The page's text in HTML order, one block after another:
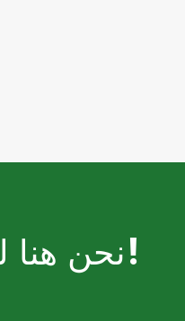
نحن هنا لمساعدتك!